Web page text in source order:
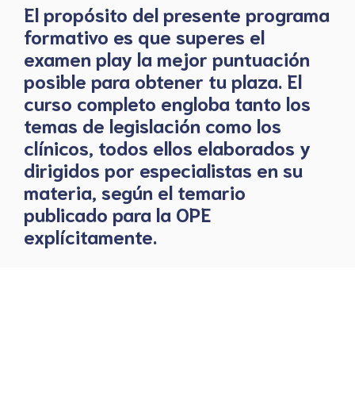
El propósito del presente programa
formativo es que superes el
examen play la mejor puntuación
posible para obtener tu plaza. El
curso completo engloba tanto los
temas de legislación como los
clínicos, todos ellos elaborados y
dirigidos por especialistas en su
materia, según el temario
publicado para la OPE
explícitamente.